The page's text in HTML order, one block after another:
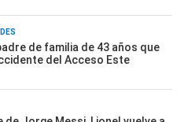
de familia de 43 años que
del Acceso Este